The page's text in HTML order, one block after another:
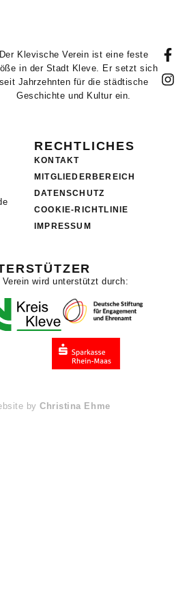
Der Klevische Verein ist eine feste
in der Stadt Kleve. Er setzt sich
seit Jahrzehnten für die städtische
Geschichte und Kultur ein.
RECHTLICHES
KONTAKT
MITGLIEDERBEREICH
DATENSCHUTZ
COOKIE-RICHTLINIE
IMPRESSUM
wird unterstützt durch:
byChristina Ehme